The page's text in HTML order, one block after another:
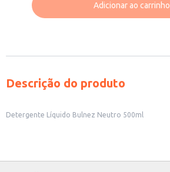
Adicionar ao carrinho
Descrição do produto
Detergente Líquido Bulnez Neutro 500ml